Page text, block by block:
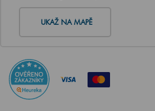
UKAŽ NA MAPĚ